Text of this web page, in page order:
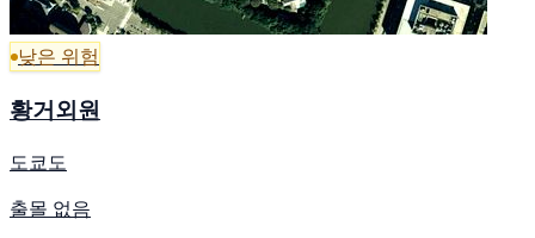
낮은 위험
황거외원
도쿄도
출몰 없음